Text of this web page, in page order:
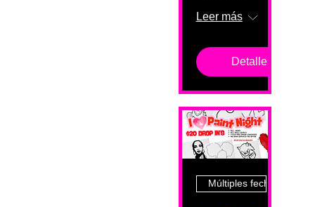
Leer más
Detalles
Múltiples fechas